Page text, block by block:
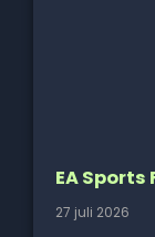
EA Sports
27 juli 2026